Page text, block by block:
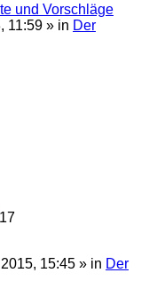
und Vorschläge
11:59 » in Der
15:45 » in Der